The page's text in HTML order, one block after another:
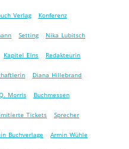
Verlag Konferenz
Setting Nika Lubitsch
Kapitel Eins Redakteurin
Diana Hillebrand
Morris Buchmessen
Tickets Sprecher
Buchverlage Armin Wühle